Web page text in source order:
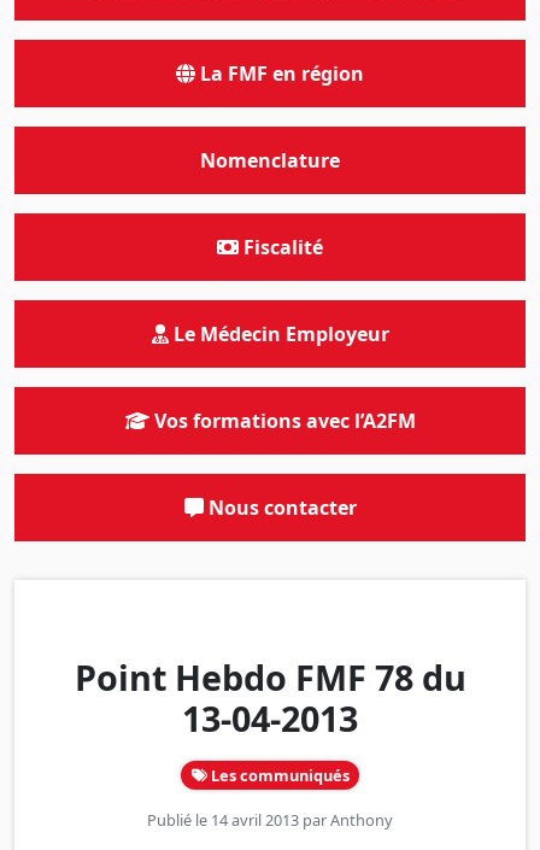
Point Hebdo FMF 78 du
13-04-2013
Les communiqués
Publié le 14 avril 2013 parAnthony
La FMF en région
Nomenclature
Fiscalité
Le Médecin Employeur
Vos formations avec l’A2FM
Nous contacter